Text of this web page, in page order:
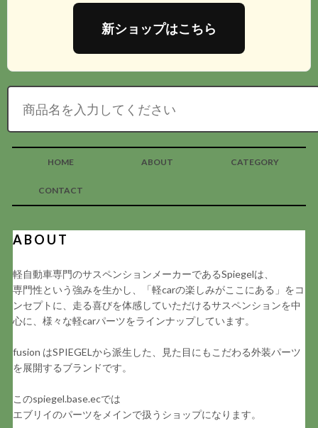
新ショップはこちら
HOME ABOUT CATEGORY
CONTACT
ABOUT
軽自動車専門のサスペンションメーカーであるSpiegelは、
専門性という強みを生かし、「軽carの楽しみがここにある」をコ
ンセプトに、走る喜びを体感していただけるサスペンションを中
心に、様々な軽carパーツをラインナップしています。
fusion はSPIEGELから派生した、見た目にもこだわる外装パーツ
を展開するブランドです。
このspiegel.base.ecでは
エブリイのパーツをメインで扱うショップになります。